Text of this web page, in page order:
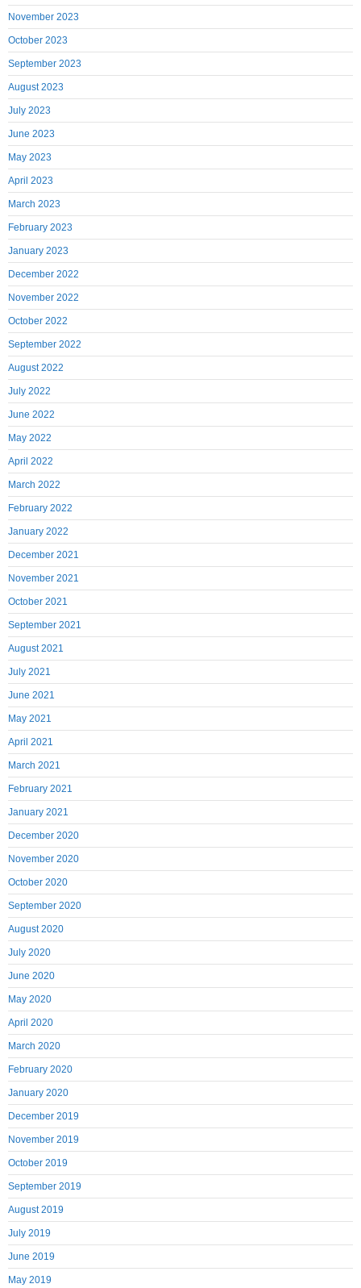
November 2023
October 2023
September 2023
August 2023
July 2023
June 2023
May 2023
April 2023
March 2023
February 2023
January 2023
December 2022
November 2022
October 2022
September 2022
August 2022
July 2022
June 2022
May 2022
April 2022
March 2022
February 2022
January 2022
December 2021
November 2021
October 2021
September 2021
August 2021
July 2021
June 2021
May 2021
April 2021
March 2021
February 2021
January 2021
December 2020
November 2020
October 2020
September 2020
August 2020
July 2020
June 2020
May 2020
April 2020
March 2020
February 2020
January 2020
December 2019
November 2019
October 2019
September 2019
August 2019
July 2019
June 2019
May 2019